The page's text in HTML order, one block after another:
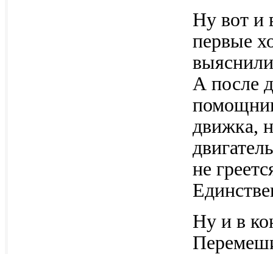
Ну вот и
первые
А после
движка,
не
Ну и в